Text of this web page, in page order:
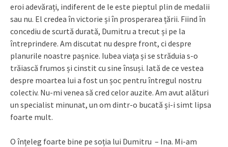
eroi adevărați, indiferent de le este pieptul plin de medalii
sau nu. El credea în victorie și în prosperarea țării. Fiind în
concediu de scurtă durată, Dumitru a trecut și pe la
întreprindere. Am discutat nu despre front, ci despre
planurile noastre pașnice. Iubea viața și se străduia s-o
trăiască frumos și cinstit cu sine însuși. Iată de ce vestea
despre moartea lui a fost un șoc pentru întregul nostru
colectiv. Nu-mi venea să cred celor auzite. Am avut alături
un specialist minunat, un om dintr-o bucată și-i simt lipsa
foarte mult.
O înțeleg foarte bine pe soția lui Dumitru – Ina. Mi-am